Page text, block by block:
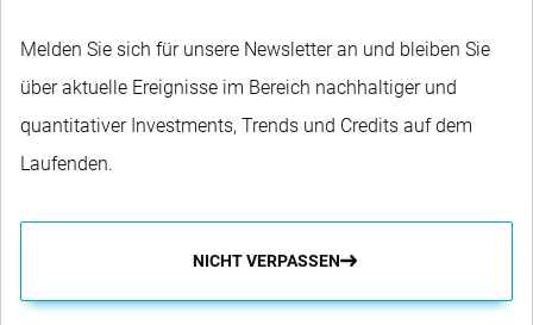
Melden Sie sich für unsere Newsletter an und bleiben Sie
über aktuelle Ereignisse im Bereich nachhaltiger und
quantitativer Investments, Trends und Credits auf dem
Laufenden.
NICHT VERPASSEN